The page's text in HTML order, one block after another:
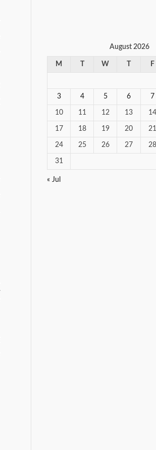
August 2026
M W F
3 4 5 6 7
10 11 12 13 14
17 18 19 20 21
24 25 26 27 28
31
« Jul